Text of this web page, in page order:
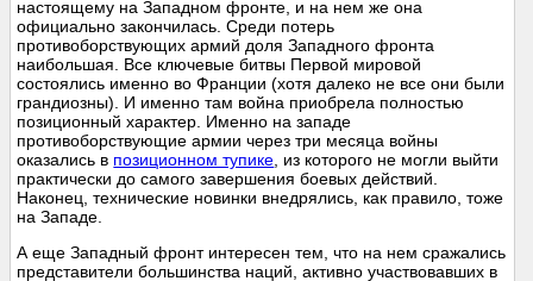
настоящему на Западном фронте, и на нем же она
официально закончилась. Среди потерь
противоборствующих армий доля Западного фронта
наибольшая. Все ключевые битвы Первой мировой
состоялись именно во Франции (хотя далеко не все они были
грандиозны). И именно там война приобрела полностью
позиционный характер. Именно на западе
противоборствующие армии через три месяца войны
оказались в позиционном тупике , из которого не могли выйти
практически до самого завершения боевых действий.
Наконец, технические новинки внедрялись, как правило, тоже
на Западе.
А еще Западный фронт интересен тем, что на нем сражались
представители большинства наций, активно участвовавших в